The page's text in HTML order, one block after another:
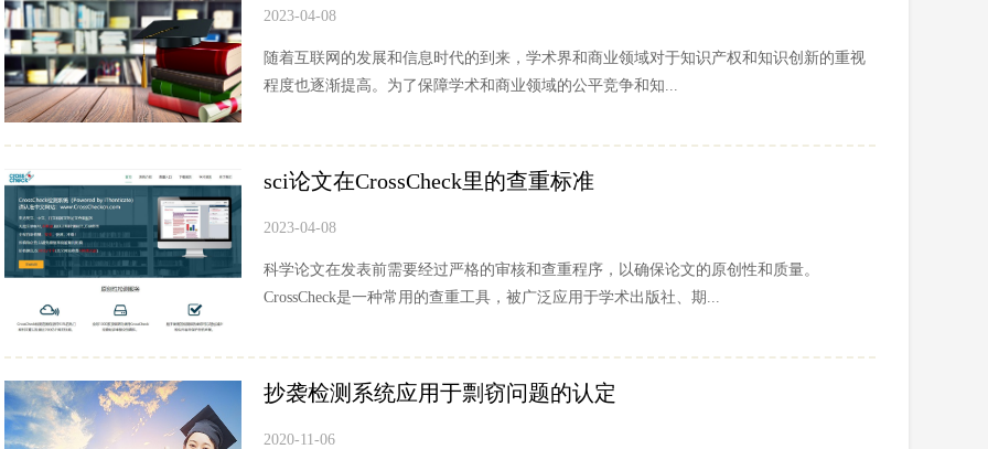
2023-04-08
随着互联网的发展和信息时代的到来，学术界和商业领域对于知识产权和知识创新的重视
程度也逐渐提高。为了保障学术和商业领域的公平竞争和知...
sci论文在CrossCheck里的查重标准
2023-04-08
科学论文在发表前需要经过严格的审核和查重程序，以确保论文的原创性和质量。
CrossCheck是一种常用的查重工具，被广泛应用于学术出版社、期...
抄袭检测系统应用于剽窃问题的认定
2020-11-06